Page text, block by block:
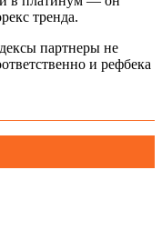
тренда.
партнеры не
и рефбека